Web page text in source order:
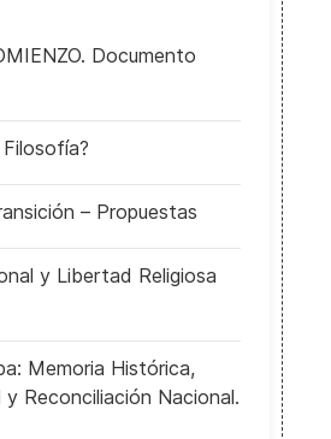
concept
Documento
– Propuestas
y Libertad Religiosa
Memoria Histórica,
Reconciliación Nacional.